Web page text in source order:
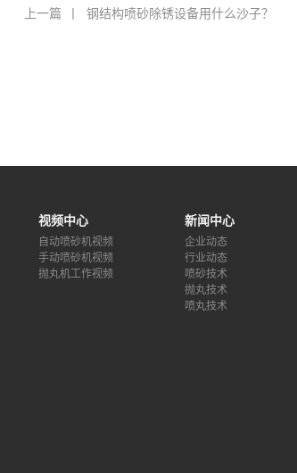
上一篇 钢结构喷砂除锈设备用什么沙子？
视频中心
自动喷砂机视频
手动喷砂机视频
抛丸机工作视频
新闻中心
企业动态
行业动态
喷砂技术
抛丸技术
喷丸技术